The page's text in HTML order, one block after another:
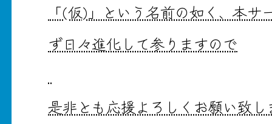
「(仮)」という名前の如く、本
ず日々進化して参りますので
是非とも応援よろしくお願い致し